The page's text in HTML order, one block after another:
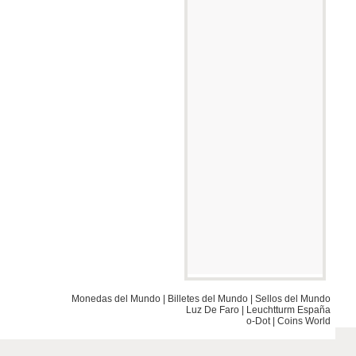
Monedas del Mundo Billetes del Mundo
Sellos del Mundo
Luz De Faro
Leuchtturm España
o-Dot| Coins World